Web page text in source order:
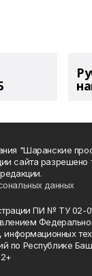
"Шаранские
сайта разрешено
данных
ПИ № ТУ 02-
по Республике